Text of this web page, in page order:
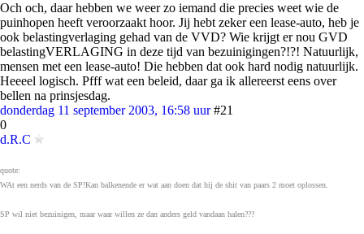
Och och, daar hebben we weer zo iemand die precies weet wie de
puinhopen heeft veroorzaakt hoor. Jij hebt zeker een lease-auto, heb je
ook belastingverlaging gehad van de VVD? Wie krijgt er nou GVD
belastingVERLAGING in deze tijd van bezuinigingen?!?! Natuurlijk,
mensen met een lease-auto! Die hebben dat ook hard nodig natuurlijk.
Heeeel logisch. Pfff wat een beleid, daar ga ik allereerst eens over
bellen na prinsjesdag.
donderdag 11 september 2003, 16:58 uur #21
0
d.R.C
quote:
WAt een nerds van de SP!Kan balkenende er wat aan doen dat hij de shit van paars 2 moet oplossen.
SP wil niet bezuinigen, maar waar willen ze dan anders geld vandaan halen???